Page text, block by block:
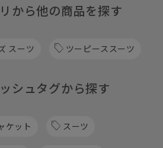
から他の商品を探す
スーツ ツーピーススーツ
シュタグから探す
ケット スーツ